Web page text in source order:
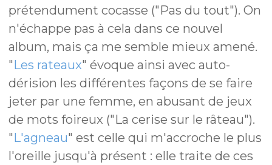
prétendument cocasse ("Pas du tout"). On
n'échappe pas à cela dans ce nouvel
album, mais ça me semble mieux amené.
"Les rateaux" évoque ainsi avec auto-
dérision les différentes façons de se faire
jeter par une femme, en abusant de jeux
de mots foireux ("La cerise sur le râteau").
"L'agneau" est celle qui m'accroche le plus
l'oreille jusqu'à présent : elle traite de ces